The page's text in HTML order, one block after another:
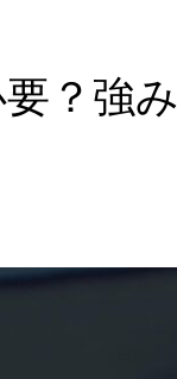
？強み